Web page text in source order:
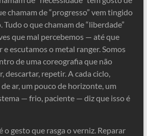
chamam de “progresso” vem tingido
Tudo o que chamam de “liberdade”
que mal percebemos — até que
e escutamos o metal ranger. Somos
de uma coreografia que não
descartar, repetir. A cada ciclo,
ar, um pouco de horizonte, um
— frio, paciente — diz que isso é
o gesto que rasga o verniz. Reparar